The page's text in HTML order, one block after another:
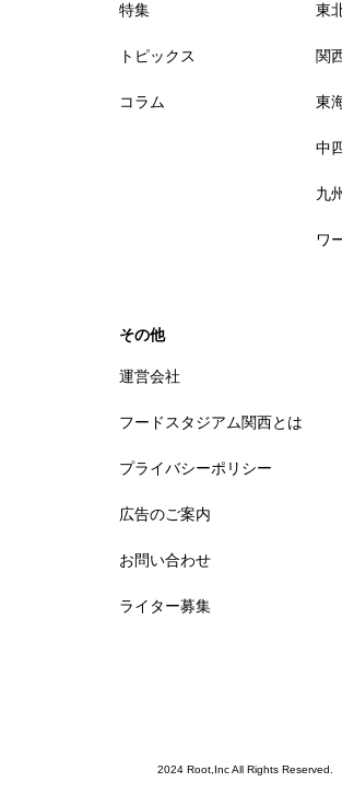
特集
トピックス
コラム
東
関
東
中
九州
ワ
その他
運営会社
フードスタジアム関西とは
プライバシーポリシー
広告のご案内
お問い合わせ
ライター募集
2024 Root,Inc All Rights Reserved.